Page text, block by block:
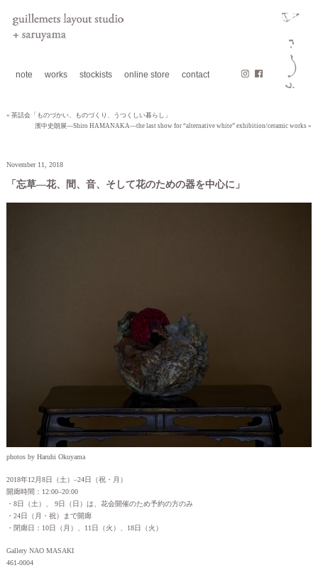
note works stockists online store contact
« 茶話会「ものづかい、ものづくり、うつくしい暮らし」
濱中史朗展—Shiro HAMANAKA—the last show for “alternative white” exhibition/ceramic works »
November 11, 2018
「忘草—花、間、音、そして花のための器を中心に」
photos by Haruhi Okuyama
2018年12月8日（土）–24日（祝・月）
開廊時間：12:00–20:00
・8日（土）、 9日（日）は、花会開催のため予約の方のみ
・24日（月・祝）まで開廊
・閉廊日：10日（月）、11日（火）、18日（火）
Gallery NAO MASAKI
461-0004